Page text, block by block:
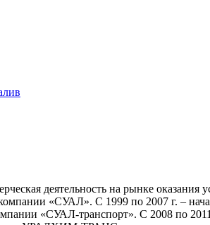
деятельность на рынке оказания
«СУАЛ». С 1999 по 2007 г. –
«СУАЛ-транспорт». С 2008 по